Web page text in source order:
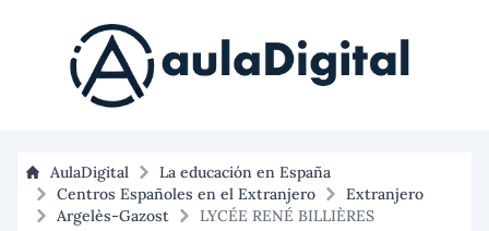
AulaDigital
La educación en España
Centros Españoles en el Extranjero
Extranjero
Argelès-Gazost
LYCÉE RENÉ BILLIÈRES